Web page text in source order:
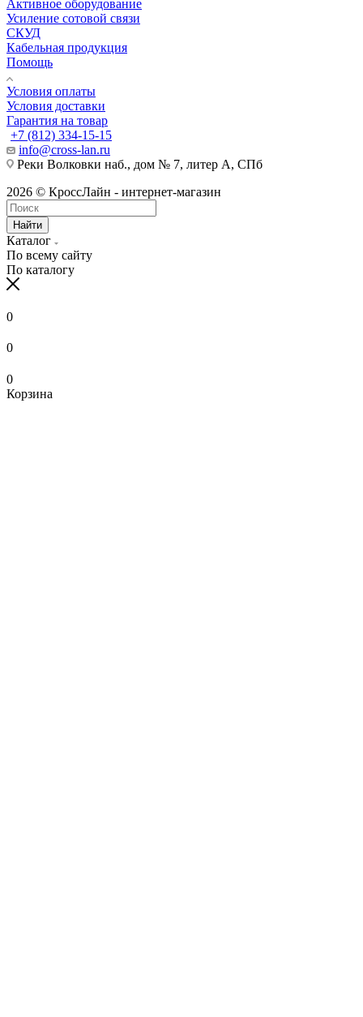
Активное оборудование
Усиление сотовой связи
СКУД
Кабельная продукция
Помощь
Условия оплаты
Условия доставки
Гарантия на товар
+7 (812) 334-15-15
info@cross-lan.ru
Реки Волковки наб., дом № 7, литер А, СПб
2026 © КроссЛайн - интернет-магазин
Найти
Каталог
По всему сайту
По каталогу
0
0
0
Корзина